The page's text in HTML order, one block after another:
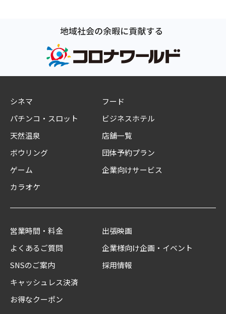
シネマ
パチンコ・スロット
天然温泉
ボウリング
ゲーム
カラオケ
フード
ビジネスホテル
店舗一覧
団体予約プラン
企業向けサービス
営業時間・料金
よくあるご質問
SNSのご案内
キャッシュレス決済
お得なクーポン
出張映画
企業様向け企画・イベント
採用情報